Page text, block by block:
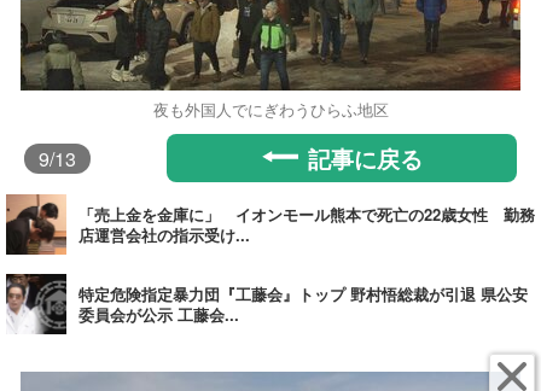
夜も外国人でにぎわうひらふ地区
9/13 記事に戻る
「売上金を金庫に」 イオンモール熊本で死亡の22歳女性 勤務
店運営会社の指示受け...
特定危険指定暴力団『工藤会』トップ 野村悟総裁が引退 県公安
委員会が公示 工藤会...